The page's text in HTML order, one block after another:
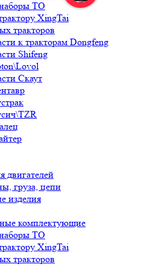
ТО
XingTai
тракторов
к тракторам Dongfeng
Shifeng
Скаут
двигателей
груза, цепи
изделия
комплектующие
ТО
XingTai
тракторов